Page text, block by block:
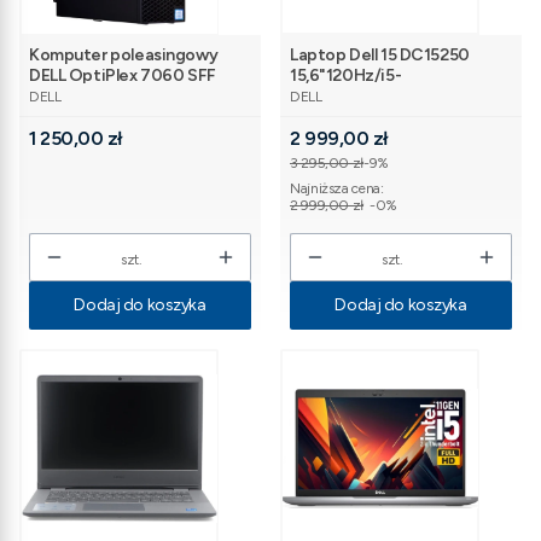
Komputer poleasingowy
DELL OptiPlex 7060 SFF
POLE [ACT] i5-
PRODUCENT
DELL
Cena
1 250,00 zł
szt.
Dodaj do koszyka
Laptop Dell 15 DC15250
15,6"120Hz/i5-
1334U/16GB/512GB/Win11Pr
PRODUCENT
DELL
Cena promocyjna
2 999,00 zł
3 295,00 zł-9%
Najniższa cena:
2 999,00 zł -0%
szt.
Dodaj do koszyka